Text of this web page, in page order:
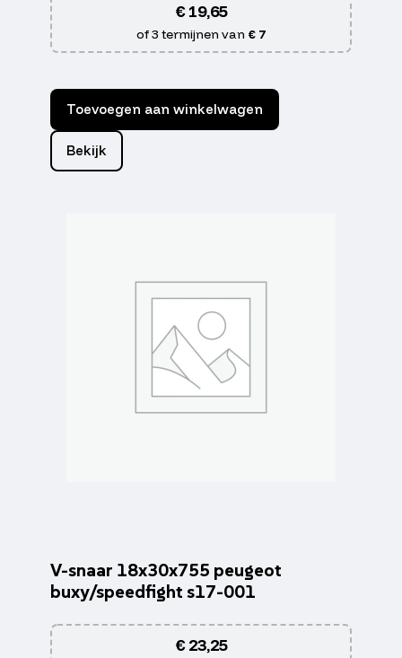
€19,65
of 3 termijnen van € 7
Toevoegen aan winkelwagen
Bekijk
V-snaar 18x30x755 peugeot
buxy/speedfight s17-001
€23,25